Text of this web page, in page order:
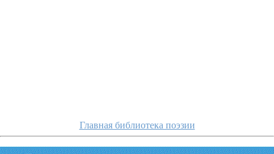
Главная библиотека поэзии